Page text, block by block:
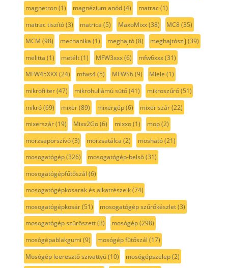
magnetron(1) magnézium anód(4) matrac(1)
matrac tiszító(3) matrica (5) MaxoMixx(38) MC8(35)
MCM (98) mechanika (1) meghajtó(8) meghajtószíj (39)
melitta (1) metélt(1) MFW3xxx(6) mfw6xxx(31)
MFW45XXX(24) mfws4(5) MFWS6(9) Miele (1)
mikrofilter(47) mikrohullámú sütő(41) mikroszűrő(51)
mikró(69) mixer(89) mixergép(6) mixer szár(22)
mixerszár(19) Mixx2Go(6) mixxo(1) mop(2)
morzsaporszívó(3) morzsatálca (2) mosható(21)
mosogatógép(326) mosogatógép-belső(31)
mosogatógépfűtőszál (6)
mosogatógépkosarak és alkatrészeik(74)
mosogatógépkosár(51) mosogatógép szűrőkészlet(3)
mosogatógép szűrőszett(3) mosógép(298)
mosógépablakgumi (9) mosógép fűtőszál (17)
Mosógép leeresztő szivattyú(10) mosógépszelep(2)